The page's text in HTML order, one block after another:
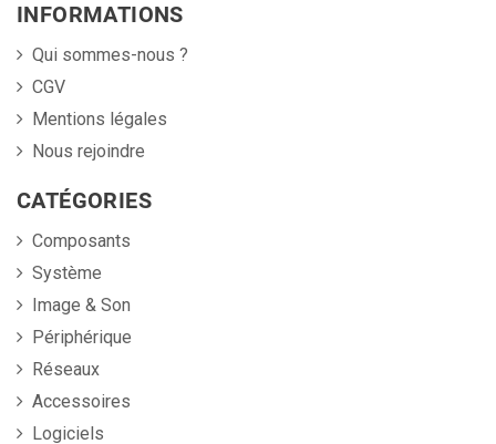
INFORMATIONS
Qui sommes-nous ?
CGV
Mentions légales
Nous rejoindre
CATÉGORIES
Composants
Système
Image & Son
Périphérique
Réseaux
Accessoires
Logiciels